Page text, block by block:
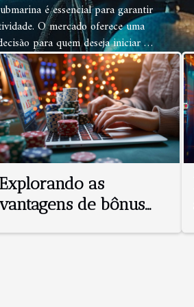
é essencial para garantir
O mercado oferece uma
para quem deseja iniciar ou
o que precisas de saber para
e tirar o melhor proveito da
Ao selecionar a espessura do
submarina, deve-se analisar
prevista e o tempo de
reduzindo a condutividade
entre 3mm e 5mm são
Explorando as
de bônus